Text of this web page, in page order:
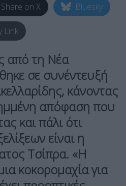
Share on X Bluesky
Link
από τη Νέα
σε συνέντευξή
, κάνοντας
απόφαση που
και πάλι ότι
είναι η
Τσίπρα. «Η
κοκορομαχία για